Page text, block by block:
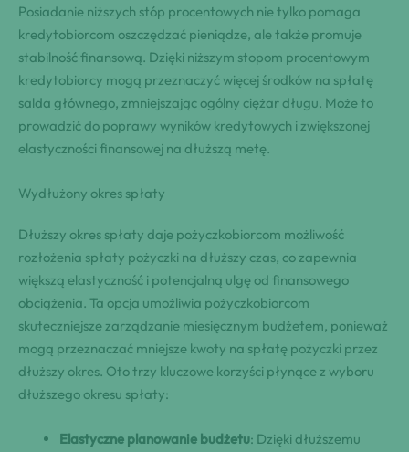
Posiadanie niższych stóp procentowych nie tylko pomaga
kredytobiorcom oszczędzać pieniądze, ale także promuje
stabilność finansową. Dzięki niższym stopom procentowym
kredytobiorcy mogą przeznaczyć więcej środków na spłatę
salda głównego, zmniejszając ogólny ciężar długu. Może to
prowadzić do poprawy wyników kredytowych i zwiększonej
elastyczności finansowej na dłuższą metę.
Wydłużony okres spłaty
Dłuższy okres spłaty daje pożyczkobiorcom możliwość
rozłożenia spłaty pożyczki na dłuższy czas, co zapewnia
większą elastyczność i potencjalną ulgę od finansowego
obciążenia. Ta opcja umożliwia pożyczkobiorcom
skuteczniejsze zarządzanie miesięcznym budżetem, ponieważ
mogą przeznaczać mniejsze kwoty na spłatę pożyczki przez
dłuższy okres. Oto trzy kluczowe korzyści płynące z wyboru
dłuższego okresu spłaty:
Elastyczne planowanie budżetu: Dzięki dłuższemu